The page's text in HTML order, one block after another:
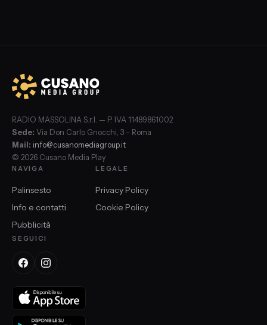
RADIO MASSOLINA S.r.l. — P. IVA 11489861002
Sede: Via Don Carlo Gnocchi, 3 – Roma
Mail: info@cusanomediagroup.it
© 2026 Cusano Media Play
NAVIGA
Palinsesto
Info e contatti
Pubblicità
LEGALE
Privacy Policy
Cookie Policy
SEGUICI